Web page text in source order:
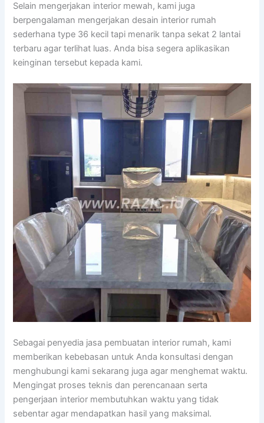
Selain mengerjakan interior mewah, kami juga
berpengalaman mengerjakan desain interior rumah
sederhana type 36 kecil tapi menarik tanpa sekat 2 lantai
terbaru agar terlihat luas. Anda bisa segera aplikasikan
keinginan tersebut kepada kami.
Sebagai penyedia jasa pembuatan interior rumah, kami
memberikan kebebasan untuk Anda konsultasi dengan
menghubungi kami sekarang juga agar menghemat waktu.
Mengingat proses teknis dan perencanaan serta
pengerjaan interior membutuhkan waktu yang tidak
sebentar agar mendapatkan hasil yang maksimal.